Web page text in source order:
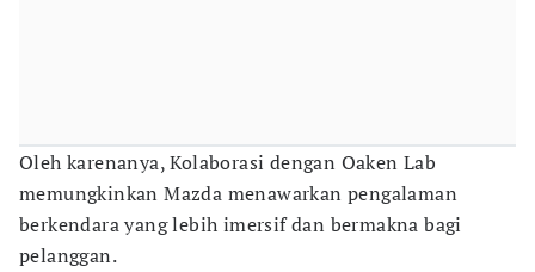
Oleh karenanya, Kolaborasi dengan Oaken Lab
memungkinkan Mazda menawarkan pengalaman
berkendara yang lebih imersif dan bermakna bagi
pelanggan.